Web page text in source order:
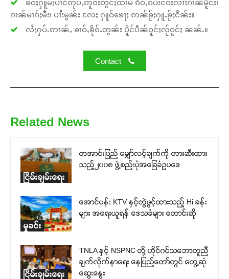
justice can thrive.
ၵၢၼ်မၢၵ်ႈမီး၊ ပၢႆးမွၼ်း လႄႈ ႁူဝ်ၶေႃႈ ဢၼ်ၶႂ်ႈႁူႉၶႂ်ႈငိၼ်း။
လႆႈႁပ်ႉဢၢၼ်ႇ ၶၢဝ်ႇၶိုၵ်ႉတွၼ်း ပိူင်ပဵၼ်ဝူင်ႈလႂ်ဝူင်ႈ ၼၼ်ႉ။
Contact
Related News
ငြိမ်းချမ်းရေး
တအာင်းပြည် မျှော်လင့်ချက်ကို တားဆီးထား
သည့်၂၀၀၈ ဖွဲ့စည်းပုံအခြေခံဥပဒေ
မှုခင်း
အောင်ပန်း KTV နှင့်တွဲဖွင့်ထားသည့် Hi ခန်း
များ အရေးယူရန် ဒေသခံများ တောင်းဆို
ငြိမ်းချမ်းရေး
TNLA နှင့် NSPNC တို့ ဟိုင်ဂင်သဘောတူညီ
ချက်လိုက်နာရေး နေပြည်တော်တွင် တွေ့ဆုံ
ဆွေးနွေး